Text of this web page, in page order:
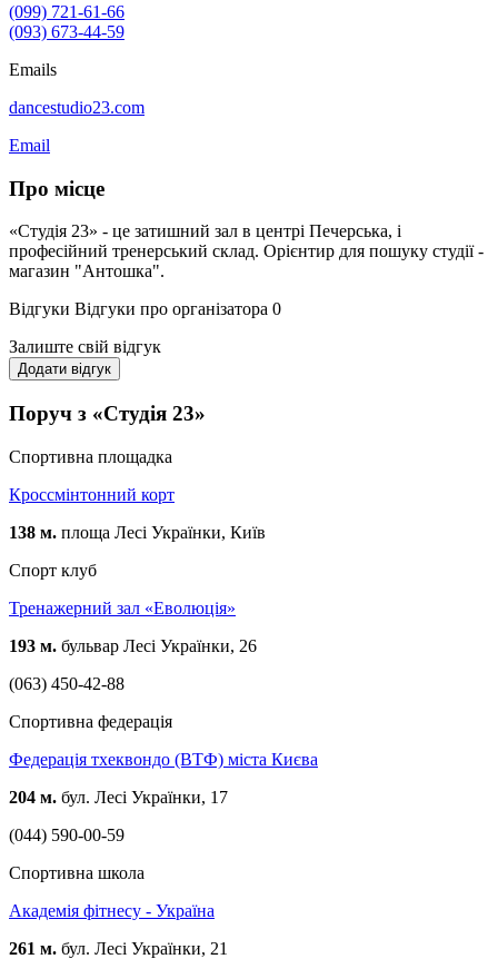
(099) 721-61-66
(093) 673-44-59
Emails
dancestudio23.com
Email
Про місце
«Студія 23» - це затишний зал в центрі Печерська, і
професійний тренерський склад. Орієнтир для пошуку студії -
магазин "Антошка".
Відгуки Відгуки про організатора 0
Залиште свій відгук
Додати відгук
Поруч з «Студія 23»
Спортивна площадка
Кроссмінтонний корт
138 м. площа Лесі Українки, Київ
Спорт клуб
Тренажерний зал «Еволюція»
193 м. бульвар Лесі Українки, 26
(063) 450-42-88
Спортивна федерація
Федерація тхеквондо (ВТФ) міста Києва
204 м. бул. Лесі Українки, 17
(044) 590-00-59
Спортивна школа
Академія фітнесу - Україна
261 м. бул. Лесі Українки, 21